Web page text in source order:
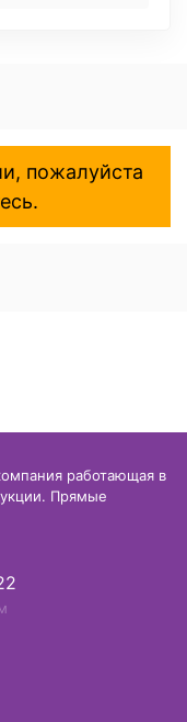
пожалуйста
работающая в
Прямые